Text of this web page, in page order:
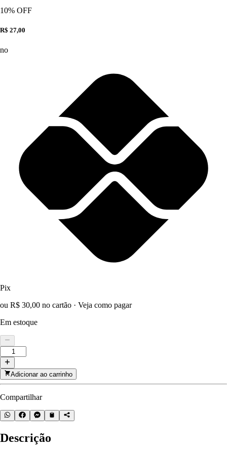
10% OFF
R$ 27,00
no
Pix
ou R$ 30,00 no cartão · Veja como pagar
Em estoque
Adicionar ao carrinho
Compartilhar
Descrição